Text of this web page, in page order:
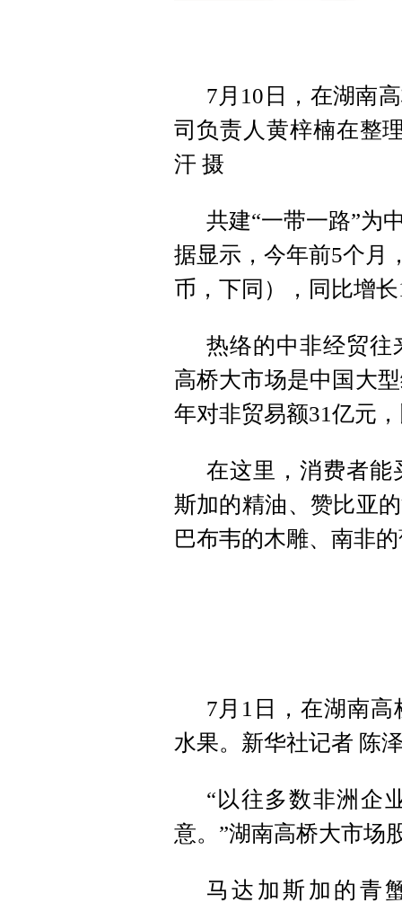
7月10日，在湖南
司负责人黄梓楠在整
汗 摄
共建“一带一路”为
据显示，今年前5个月
币，下同），同比增长
热络的中非经贸往
高桥大市场是中国大
年对非贸易额31亿元
在这里，消费者能
斯加的精油、赞比亚
巴布韦的木雕、南非
7月1日，在湖南
水果。新华社记者 陈
“以往多数非洲企
意。”湖南高桥大市场
马达加斯加的青